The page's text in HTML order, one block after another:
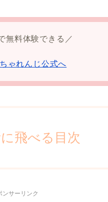
無料体験できる／
ゃれんじ公式へ
飛べる目次
ンサーリンク